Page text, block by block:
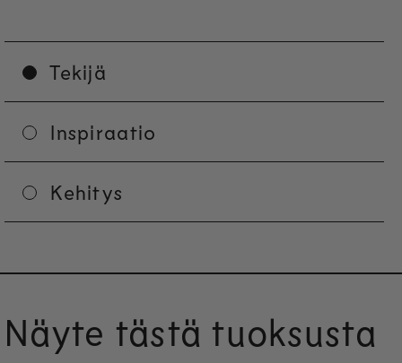
Tekijä
Inspiraatio
Kehitys
Näyte tästä tuoksusta